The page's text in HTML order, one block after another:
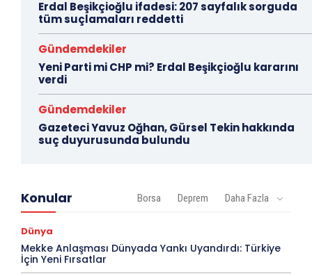
Erdal Beşikçioğlu ifadesi: 207 sayfalık sorguda
tüm suçlamaları reddetti
Gündemdekiler
Yeni Parti mi CHP mi? Erdal Beşikçioğlu kararını
verdi
Gündemdekiler
Gazeteci Yavuz Oğhan, Gürsel Tekin hakkında
suç duyurusunda bulundu
Konular Borsa Deprem Daha Fazla
Dünya
Mekke Anlaşması Dünyada Yankı Uyandırdı: Türkiye
İçin Yeni Fırsatlar